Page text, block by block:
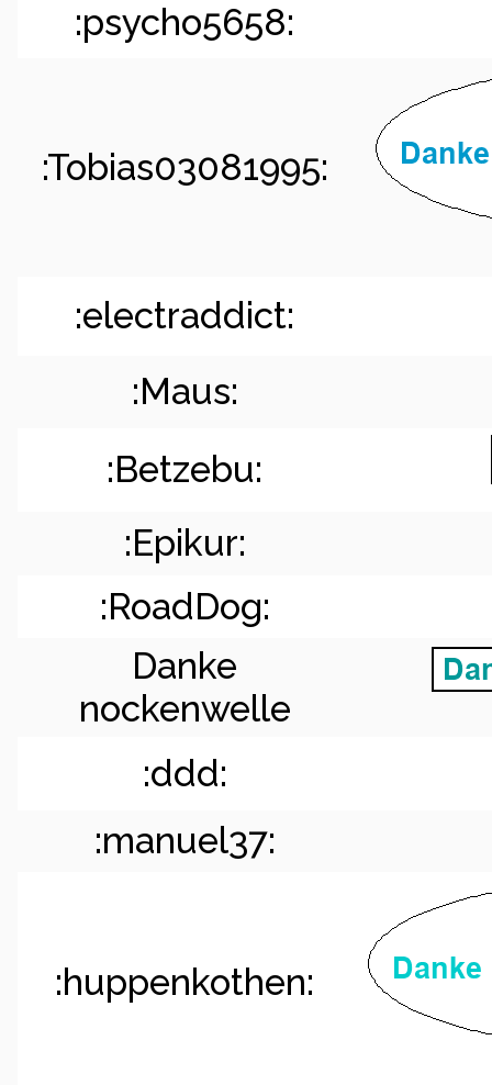
:psycho5658:
:Tobias03081995:
:electraddict:
:Maus:
:Betzebu:
:Epikur:
:RoadDog:
Danke
nockenwelle
:ddd:
:manuel37:
:huppenkothen: